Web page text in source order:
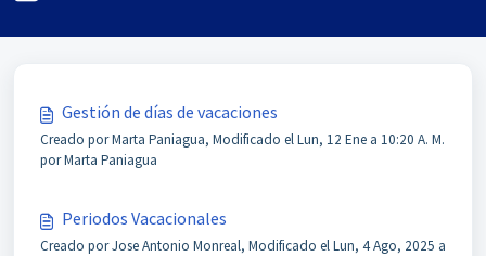
Gestión de días de vacaciones
Creado por Marta Paniagua, Modificado el Lun, 12 Ene a 10:20 A. M.
por Marta Paniagua
Periodos Vacacionales
Creado por Jose Antonio Monreal, Modificado el Lun, 4 Ago, 2025 a